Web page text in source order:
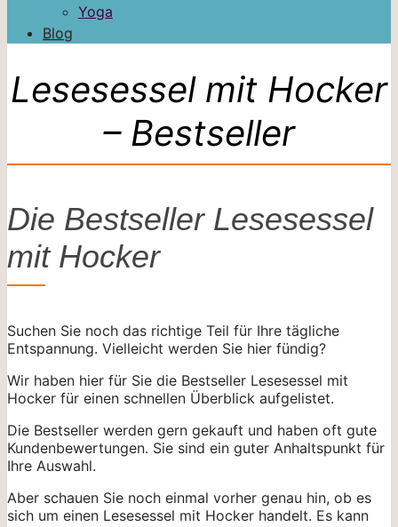
Yoga
Blog
Lesesessel mit Hocker
– Bestseller
Die Bestseller Lesesessel
mit Hocker
Suchen Sie noch das richtige Teil für Ihre tägliche
Entspannung. Vielleicht werden Sie hier fündig?
Wir haben hier für Sie die Bestseller Lesesessel mit
Hocker für einen schnellen Überblick aufgelistet.
Die Bestseller werden gern gekauft und haben oft gute
Kundenbewertungen. Sie sind ein guter Anhaltspunkt für
Ihre Auswahl.
Aber schauen Sie noch einmal vorher genau hin, ob es
sich um einen Lesesessel mit Hocker handelt. Es kann